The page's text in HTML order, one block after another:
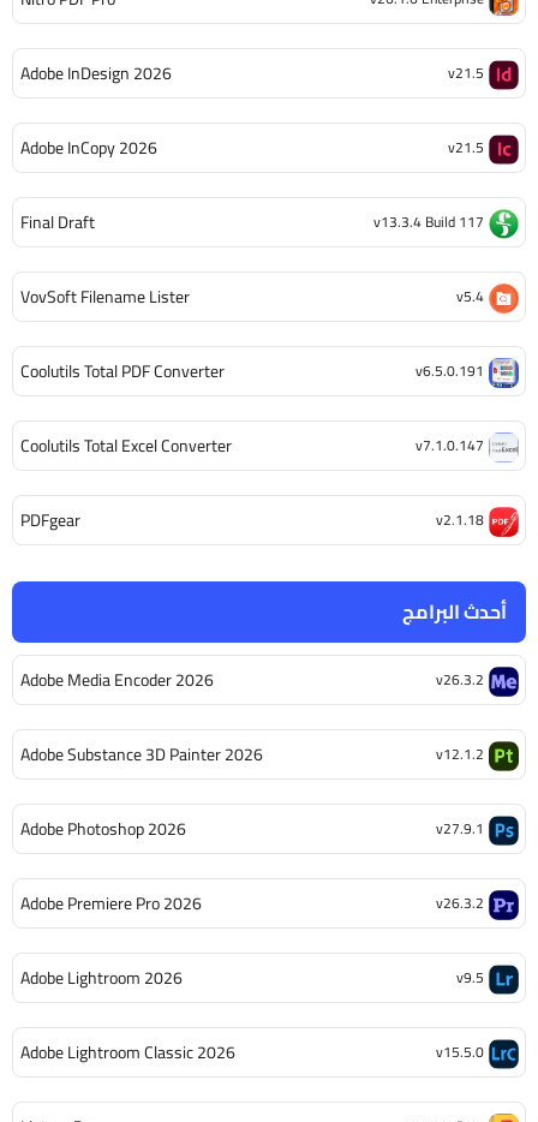
أحدث البرامج
Adobe Media Encoder 2026 v26.3.2
Adobe Substance 3D Painter 2026 v12.1.2
Adobe Photoshop 2026 v27.9.1
Adobe Premiere Pro 2026 v26.3.2
Adobe Lightroom 2026 v9.5
Adobe Lightroom Classic 2026 v15.5.0
Adobe InDesign 2026 v21.5
Adobe InCopy 2026 v21.5
Final Draft v13.3.4 Build 117
VovSoft Filename Lister v5.4
Coolutils Total PDF Converter v6.5.0.191
Coolutils Total Excel Converter v7.1.0.147
PDFgear v2.1.18